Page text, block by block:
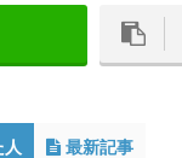
最新記事